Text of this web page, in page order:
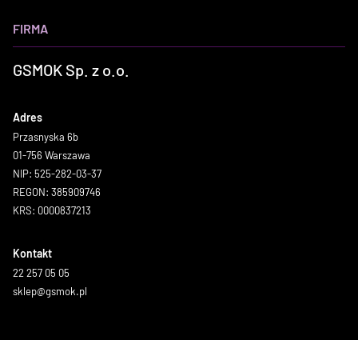
FIRMA
GSMOK Sp. z o.o.
Adres
Przasnyska 6b
01-756 Warszawa
NIP: 525-282-03-37
REGON: 385909746
KRS: 0000837213
Kontakt
22 257 05 05
sklep@gsmok.pl